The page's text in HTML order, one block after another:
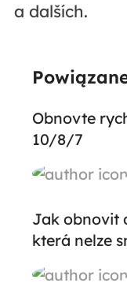
a dalších.
Obnovte
10/8/7
Jak obnovit
která nelze